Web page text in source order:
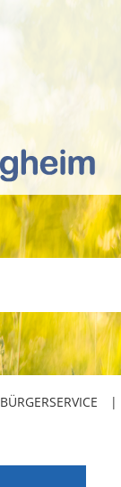
BÜRGERSERVICE